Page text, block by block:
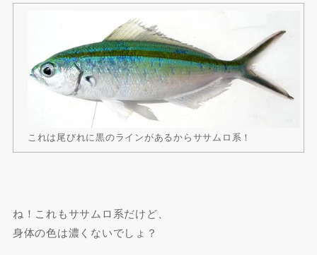
これは尾びれに黒のラインがあるからササムロ系！
ね！これもササムロ系だけど、
身体の色は濃くないでしょ？